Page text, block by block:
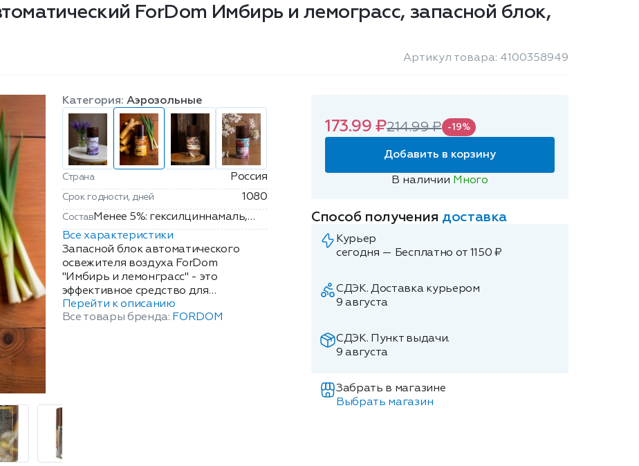
ForDom Имбирь и лемограсс, запасной блок,
Артикул товара: 4100358949
Категория: Аэрозольные
Страна Россия
Срок годности, дней 1080
Состав Менее 5%: гексилциннамаль,
лимонен, линалоол, отдушка,
спирт этиловый
денатурированный (22,54%
об.), алифатические
углеводороды (пропан, бутан,
изобутан).
Все характеристики
Запасной блок автоматического
освежителя воздуха ForDom
"Имбирь и лемонграсс" - это
эффективное средство для
нейтрализации неприятных запахов
и создания бодрящей атмосферы в
готовки, дарит ощущение чистоты и
свежести на долгое время без
лишних хлопот. Эффективная
Перейти к описанию
Все товары бренда: FORDOM
173.99 ₽214.99 ₽ -19%
Добавить в корзину
В наличии Много
Способ получения доставка
Курьер
сегодня — Бесплатно от 1150 ₽
СДЭК. Доставка курьером
9 августа
СДЭК. Пункт выдачи.
9 августа
Забрать в магазине
Выбрать магазин